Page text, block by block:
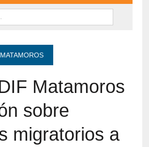
MATAMOROS
Matamoros
sobre
migratorios a